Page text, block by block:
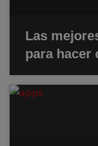
Las
para hacer